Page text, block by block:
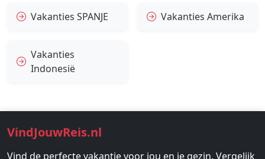
Vakanties SPANJE Vakanties Amerika
Vakanties
Indonesië
VindJouwReis.nl
Vind de perfecte vakantie voor jou en je gezin. Vergelijk